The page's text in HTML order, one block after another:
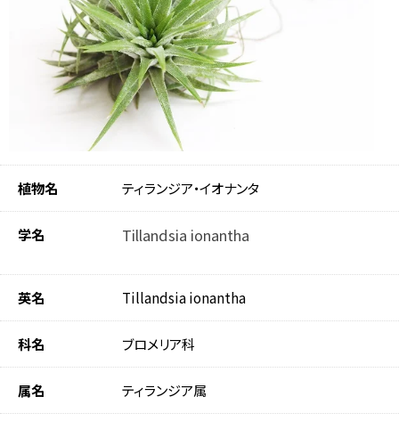
植物名 ティランジア・イオナンタ
学名 Tillandsia ionantha
英名 Tillandsia ionantha
科名 ブロメリア科
属名 ティランジア属